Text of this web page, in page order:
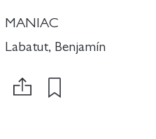
MANIAC
Labatut, Benjamín